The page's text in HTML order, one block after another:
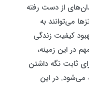
از دست رفته
می‌توانند به
کیفیت زندگی
در این زمینه،
ثابت نگه داشتن
می‌شود. در این